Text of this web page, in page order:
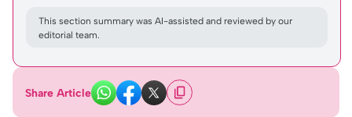
This section summary was AI-assisted and reviewed by our
editorial team.
Share Article